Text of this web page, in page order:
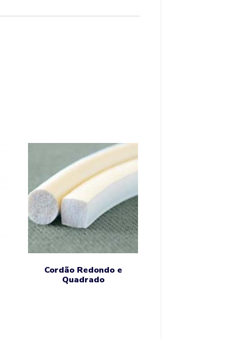
Cordão Redondo e
Quadrado